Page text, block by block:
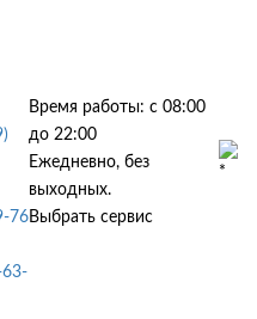
76
63-
Время работы: с 08:00
до 22:00
Ежедневно, без
выходных.
Выбрать сервис